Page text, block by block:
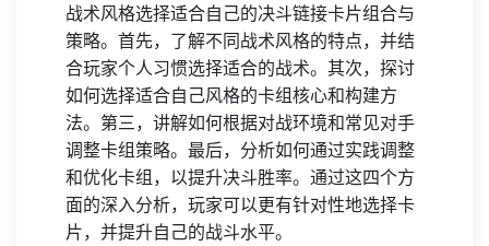
战术风格选择适合自己的决斗链接卡片组合与
策略。首先，了解不同战术风格的特点，并结
合玩家个人习惯选择适合的战术。其次，探讨
如何选择适合自己风格的卡组核心和构建方
法。第三，讲解如何根据对战环境和常见对手
调整卡组策略。最后，分析如何通过实践调整
和优化卡组，以提升决斗胜率。通过这四个方
面的深入分析，玩家可以更有针对性地选择卡
片，并提升自己的战斗水平。